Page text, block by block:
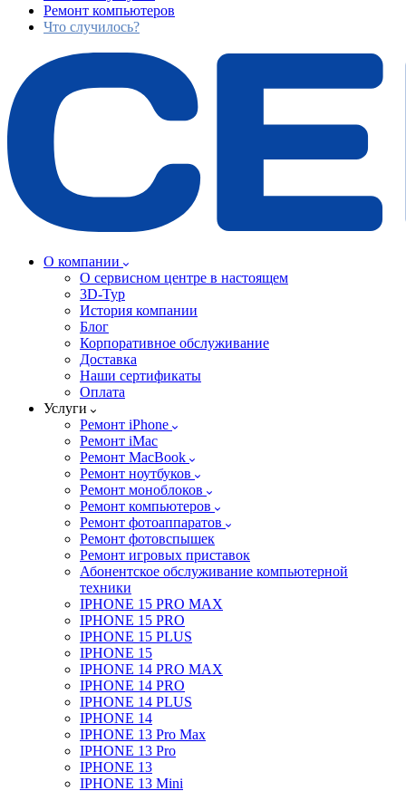
Ремонт компьютеров
Что случилось?
О компании
О сервисном центре в настоящем
3D-Тур
История компании
Блог
Корпоративное обслуживание
Доставка
Наши сертификаты
Оплата
Услуги
Ремонт iPhone
Ремонт iMac
Ремонт MacBook
Ремонт ноутбуков
Ремонт моноблоков
Ремонт компьютеров
Ремонт фотоаппаратов
Ремонт фотовспышек
Ремонт игровых приставок
Абонентское обслуживание компьютерной
техники
IPHONE 15 PRO MAX
IPHONE 15 PRO
IPHONE 15 PLUS
IPHONE 15
IPHONE 14 PRO MAX
IPHONE 14 PRO
IPHONE 14 PLUS
IPHONE 14
IPHONE 13 Pro Max
IPHONE 13 Pro
IPHONE 13
IPHONE 13 Mini